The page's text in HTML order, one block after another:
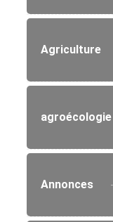
Agriculture
agroécologie
Annonces